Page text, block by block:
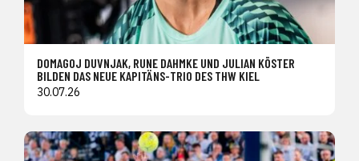
DOMAGOJ DUVNJAK, RUNE DAHMKE UND JULIAN KÖSTER
BILDEN DAS NEUE KAPITÄNS-TRIO DES THW KIEL
30.07.26